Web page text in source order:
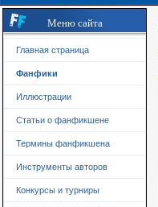
Меню сайта
Главная страница
Фанфики
Иллюстрации
Статьи о фанфикшене
Термины фанфикшена
Инструменты авторов
Конкурсы и турниры